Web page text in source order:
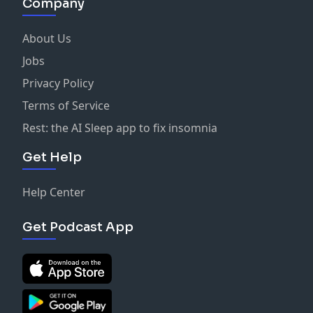
Company
About Us
Jobs
Privacy Policy
Terms of Service
Rest: the AI Sleep app to fix insomnia
Get Help
Help Center
Get Podcast App